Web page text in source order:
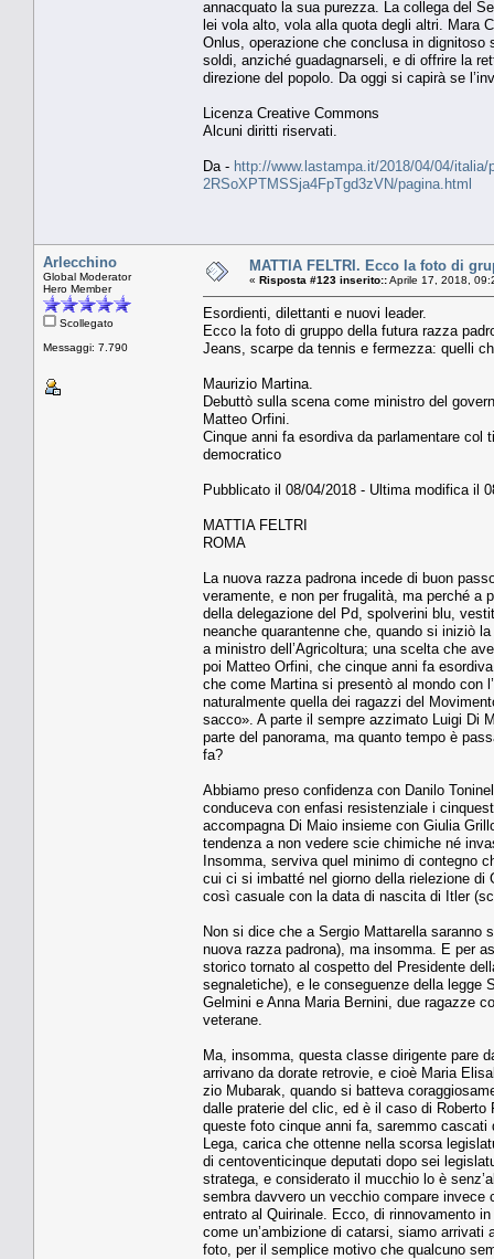
annacquato la sua purezza. La collega del
lei vola alto, vola alla quota degli altri. Mara
Onlus, operazione che conclusa in dignitoso
soldi, anziché guadagnarseli, e di offrire la
direzione del popolo. Da oggi si capirà se
Licenza Creative Commons
Alcuni diritti riservati.
Da - http://www.lastampa.it/2018/04/04/
2RSoXPTMSSja4FpTgd3zVN/pagina.html
Arlecchino
Global Moderator
Hero Member
Scollegato
Messaggi: 7.790
MATTIA FELTRI. Ecco la foto di
« Risposta #123 inserito::Aprile 17, 2018,
Esordienti, dilettanti e nuovi leader.
Ecco la foto di gruppo della futura razza
Jeans, scarpe da tennis e fermezza: quelli
Maurizio Martina.
Debuttò sulla scena come ministro del
Matteo Orfini.
Cinque anni fa esordiva da parlamentare col
democratico
Pubblicato il 08/04/2018 - Ultima modifica il
MATTIA FELTRI
ROMA
La nuova razza padrona incede di buon
veramente, e non per frugalità, ma perché a
della delegazione del Pd, spolverini blu,
neanche quarantenne che, quando si iniziò
a ministro dell’Agricoltura; una scelta che
poi Matteo Orfini, che cinque anni fa
che come Martina si presentò al mondo con
naturalmente quella dei ragazzi del
sacco». A parte il sempre azzimato Luigi Di
parte del panorama, ma quanto tempo è
fa?
Abbiamo preso confidenza con Danilo
conduceva con enfasi resistenziale i
accompagna Di Maio insieme con Giulia
tendenza a non vedere scie chimiche né
Insomma, serviva quel minimo di contegno
cui ci si imbatté nel giorno della rielezione di
così casuale con la data di nascita di Itler
Non si dice che a Sergio Mattarella saranno
nuova razza padrona), ma insomma. E per
storico tornato al cospetto del Presidente
segnaletiche), e le conseguenze della legge
Gelmini e Anna Maria Bernini, due ragazze
veterane.
Ma, insomma, questa classe dirigente pare
arrivano da dorate retrovie, e cioè Maria
zio Mubarak, quando si batteva
dalle praterie del clic, ed è il caso di Roberto
queste foto cinque anni fa, saremmo
Lega, carica che ottenne nella scorsa
di centoventicinque deputati dopo sei
stratega, e considerato il mucchio lo è
sembra davvero un vecchio compare invece
entrato al Quirinale. Ecco, di rinnovamento
come un’ambizione di catarsi, siamo arrivati
foto, per il semplice motivo che qualcuno